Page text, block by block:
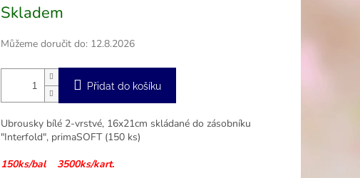
cena:
Skladem
Můžeme doručit do: 12.8.2026
Přidat do košíku
Ubrousky bílé 2-vrstvé, 16x21cm skládané do zásobníku
"Interfold", primaSOFT (150 ks)
150ks/bal 3500ks/kart.